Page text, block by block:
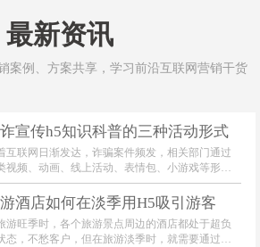
最新资讯
案例、方案共享，学习前沿互联网营销干货
宣传h5知识科普的三种活动形式
互联网日渐发达，诈骗案件频发，相关部门通过
视频、动画、线上活动、表情包、小游戏等形式
播内容，做防诈骗知识科普传播形式出花样。但
还是有人上当受骗，为了使防诈宣传更佳有效，
制公司蓝橙
酒店如何在淡季用H5吸引游客
游旺季时，各个旅游景点周边的酒店都处于超负
态，不愁客户，但在旅游淡季时，就需要通过一